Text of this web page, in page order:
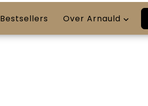
Bestsellers Over Arnauld